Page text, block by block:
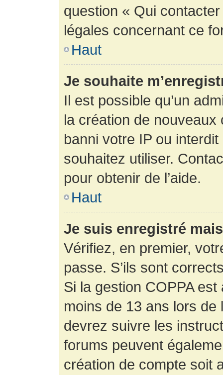
question « Qui
légales concernant ce
Haut
Je souhaite
Il est possible qu’un
la création de
banni votre IP ou
souhaitez utiliser.
pour obtenir de l’aide.
Haut
Je suis enregistré
Vérifiez, en premier,
passe. S’ils sont
Si la gestion COPPA
moins de 13 ans lors de
devrez suivre les
forums peuvent
création de compte soit